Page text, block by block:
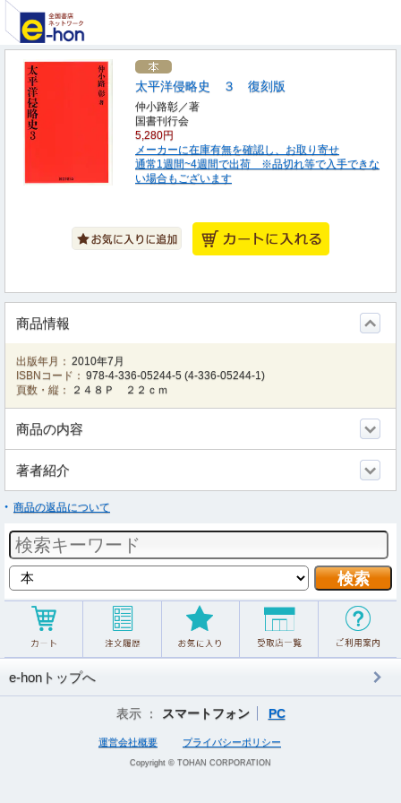
太平洋侵略史 ３ 復刻版
仲小路彰／著
国書刊行会
5,280円
メーカーに在庫有無を確認し、お取り寄せ
通常1週間~4週間で出荷 ※品切れ等で入手できな
い場合もございます
商品情報
出版年月： 2010年7月
ISBNコード： 978-4-336-05244-5 (4-336-05244-1)
頁数・縦：
２４８Ｐ ２２ｃｍ
商品の内容
著者紹介
商品の返品について
e-honトップへ
表示 ： スマートフォン PC
運営会社概要 プライバシーポリシー
Copyright © TOHAN CORPORATION